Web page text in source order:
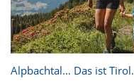
Alpbachtal… Das ist Tirol.